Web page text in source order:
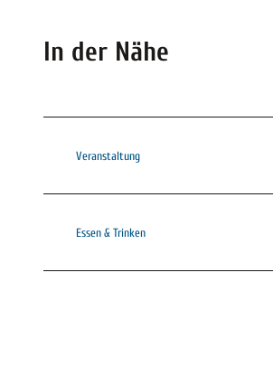
In der Nähe
Veranstaltung
Essen & Trinken